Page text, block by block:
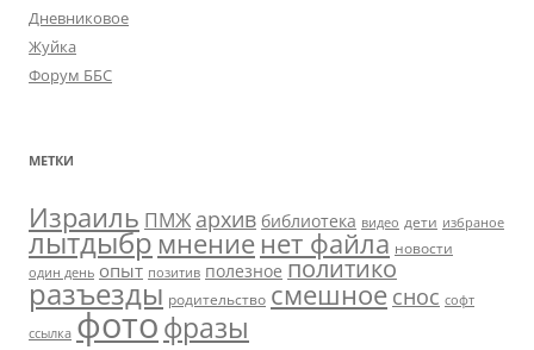
Дневниковое
Жуйка
Форум ББС
МЕТКИ
Израиль ПМЖ архив библиотека видео дети избраное
лытдыбрмнение нет файла новости
один день опыт позитив полезное политико
разъезды родительство смешное снос софт
ссылка фотофразы